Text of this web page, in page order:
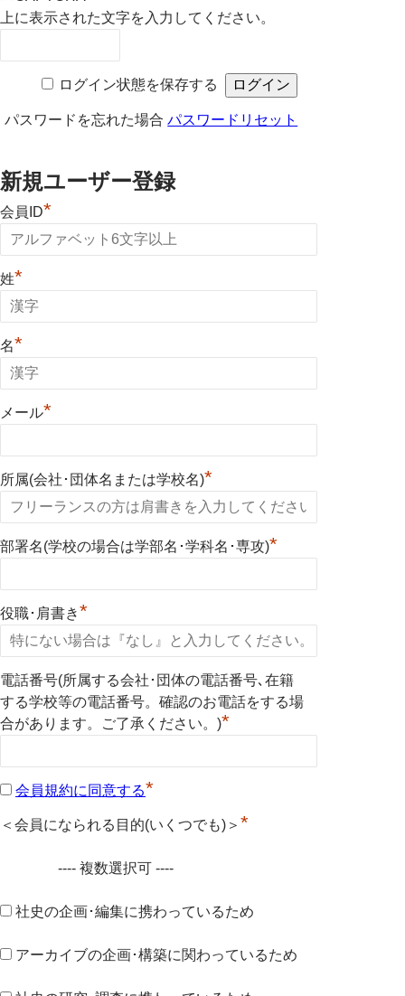
上に表示された文字を入力してください。
ログイン状態を保存する
パスワードを忘れた場合パスワードリセット
新規ユーザー登録
会員ID*
姓*
名*
メール*
所属(会社･団体名または学校名)*
部署名(学校の場合は学部名･学科名･専攻)*
役職･肩書き*
電話番号(所属する会社･団体の電話番号､在籍
する学校等の電話番号。確認のお電話をする場
合があります。ご了承ください。)*
会員規約に同意する*
＜会員になられる目的(いくつでも)＞ *
---- 複数選択可 ----
社史の企画･編集に携わっているため
アーカイブの企画･構築に関わっているため